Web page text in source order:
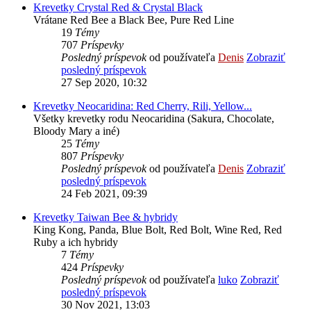
Krevetky Crystal Red & Crystal Black
Vrátane Red Bee a Black Bee, Pure Red Line
19 Témy
707 Príspevky
Posledný príspevokod používateľa Denis Zobraziť
posledný príspevok
27 Sep 2020, 10:32
Krevetky Neocaridina: Red Cherry, Rili, Yellow...
Všetky krevetky rodu Neocaridina (Sakura, Chocolate,
Bloody Mary a iné)
25 Témy
807 Príspevky
Posledný príspevokod používateľa Denis Zobraziť
posledný príspevok
24 Feb 2021, 09:39
Krevetky Taiwan Bee & hybridy
King Kong, Panda, Blue Bolt, Red Bolt, Wine Red, Red
Ruby a ich hybridy
7 Témy
424 Príspevky
Posledný príspevokod používateľa luko Zobraziť
posledný príspevok
30 Nov 2021, 13:03